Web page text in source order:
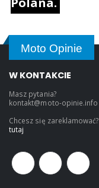
Moto Opinie
W KONTAKCIE
Masz pytania?
kontakt@moto-opinie.info
Chcesz się zareklamować?
tutaj